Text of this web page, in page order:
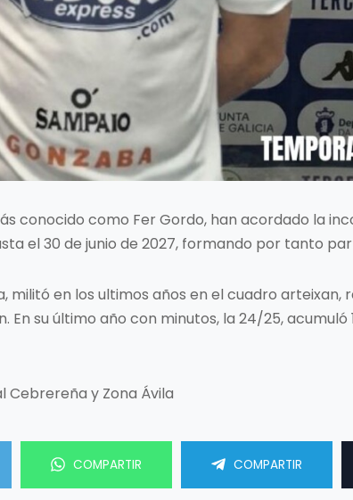
conocido como Fer Gordo, han acordado la
el 30 de junio de 2027, formando por tanto
militó en los ultimos años en el cuadro arteixan,
su último año con minutos, la 24/25, acumuló
Cebrereña y Zona Ávila
COMPARTIR COMPARTIR